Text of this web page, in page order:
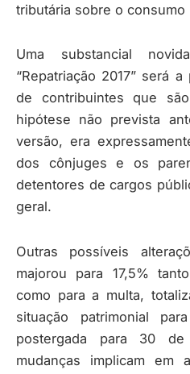
tributária sobre o consumo
Uma substancial
“Repatriação 2017” será
de contribuintes que
hipótese não prevista
versão, era
dos cônjuges e os
detentores de cargos
geral.
Outras possíveis
majorou para 17,5%
como para a multa,
situação patrimonial
postergada para 30
mudanças implicam em